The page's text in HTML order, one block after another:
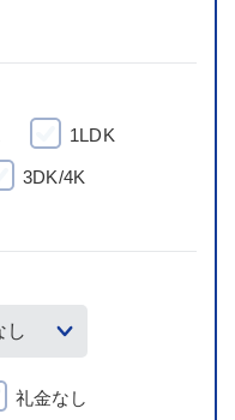
1LDK
3DK/4K
礼金なし